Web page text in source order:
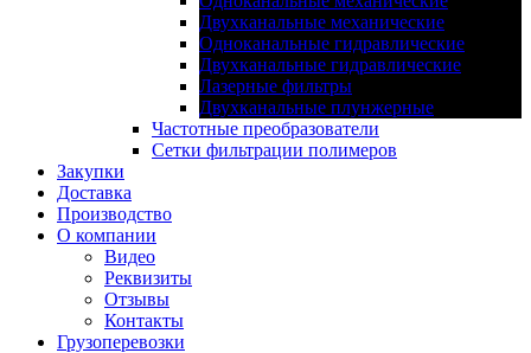
Двухканальные механические
Одноканальные гидравлические
Двухканальные гидравлические
Лазерные фильтры
Двухканальные плунжерные
Частотные преобразователи
Сетки фильтрации полимеров
Закупки
Доставка
Производство
О компании
Видео
Реквизиты
Отзывы
Контакты
Грузоперевозки